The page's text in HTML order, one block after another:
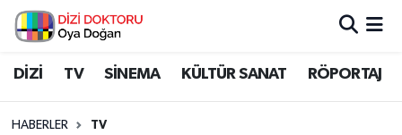
DİZİ TV SİNEMA KÜLTÜR SANAT RÖPORTAJ
HABERLER TV
İstanbul Nöbetçi Eczaneler